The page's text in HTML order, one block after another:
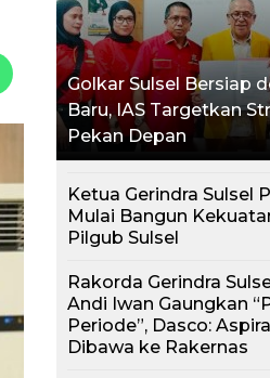
Golkar Sulsel Bersiap
Baru, IAS Targetkan
Pekan Depan
Ketua Gerindra Sulsel
Mulai Bangun
Pilgub Sulsel
Rakorda Gerindra
Andi Iwan Gaungkan
Periode”, Dasco:
Dibawa ke Rakernas